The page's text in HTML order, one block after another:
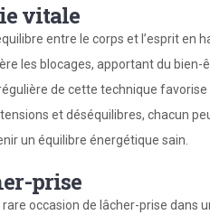
vitale
entre le corps et l’esprit en
les blocages, apportant du
de cette technique
et déséquilibres, chacun
un équilibre énergétique sain.
prise
occasion de lâcher-prise dans